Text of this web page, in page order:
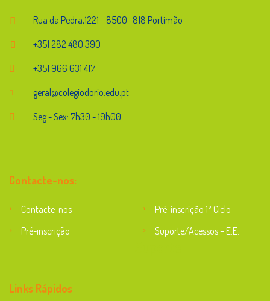
Rua da Pedra,1221 - 8500- 818 Portimão
+351 282 480 390
+351 966 631 417
geral@colegiodorio.edu.pt
Seg - Sex: 7h30 - 19h00
Contacte-nos:
Contacte-nos
Pré-inscrição 1º Ciclo
Pré-inscrição
Suporte/Acessos – E.E.
Links Rápidos